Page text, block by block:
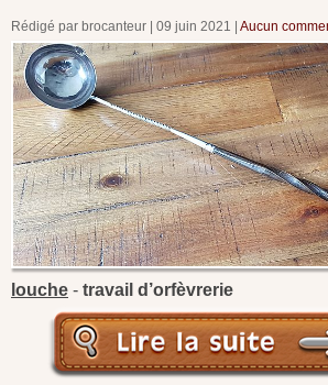
Rédigé par brocanteur 09 juin 2021 Aucun
louche - travail d’orfèvrerie